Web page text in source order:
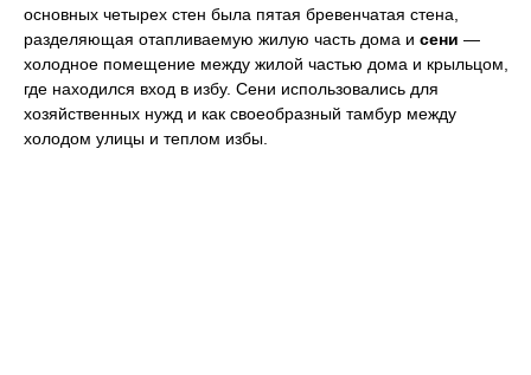
основных четырех стен была пятая бревенчатая стена,
разделяющая отапливаемую жилую часть дома и сени —
холодное помещение между жилой частью дома и крыльцом,
где находился вход в избу. Сени использовались для
хозяйственных нужд и как своеобразный тамбур между
холодом улицы и теплом избы.